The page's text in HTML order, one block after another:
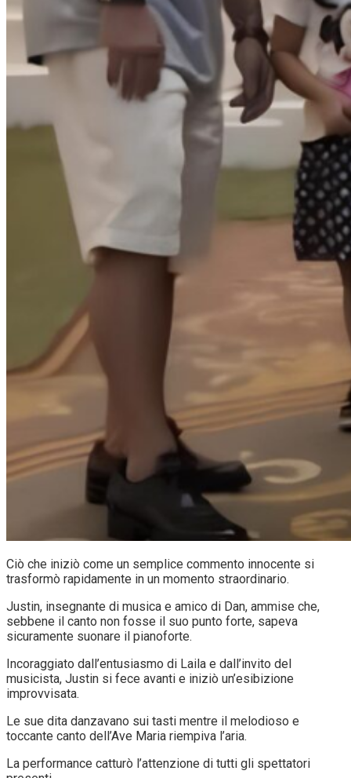
Ciò che iniziò come un semplice commento innocente si
trasformò rapidamente in un momento straordinario.
Justin, insegnante di musica e amico di Dan, ammise che,
sebbene il canto non fosse il suo punto forte, sapeva
sicuramente suonare il pianoforte.
Incoraggiato dall’entusiasmo di Laila e dall’invito del
musicista, Justin si fece avanti e iniziò un’esibizione
improvvisata.
Le sue dita danzavano sui tasti mentre il melodioso e
toccante canto dell’Ave Maria riempiva l’aria.
La performance catturò l’attenzione di tutti gli spettatori